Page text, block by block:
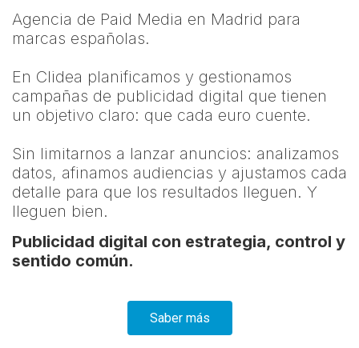
Agencia de Paid Media en Madrid para
marcas españolas.
En Clidea planificamos y gestionamos
campañas de publicidad digital que tienen
un objetivo claro: que cada euro cuente.
Sin limitarnos a lanzar anuncios: analizamos
datos, afinamos audiencias y ajustamos cada
detalle para que los resultados lleguen. Y
lleguen bien.
Publicidad digital con estrategia, control y
sentido común.
Saber más